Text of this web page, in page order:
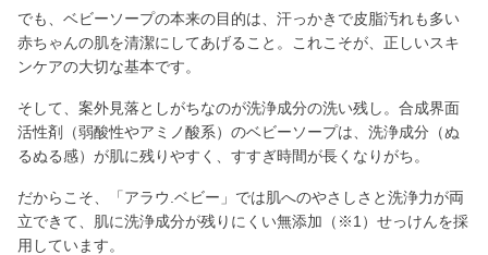
でも、ベビーソープの本来の目的は、汗っかきで皮脂汚れも多い
赤ちゃんの肌を清潔にしてあげること。これこそが、正しいスキ
ンケアの大切な基本です。
そして、案外見落としがちなのが洗浄成分の洗い残し。合成界面
活性剤（弱酸性やアミノ酸系）のベビーソープは、洗浄成分（ぬ
るぬる感）が肌に残りやすく、すすぎ時間が長くなりがち。
だからこそ、「アラウ.ベビー」では肌へのやさしさと洗浄力が両
立できて、肌に洗浄成分が残りにくい無添加（※1）せっけんを採
用しています。